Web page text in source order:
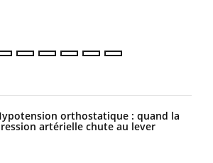
orthostatique : quand la
artérielle chute au lever